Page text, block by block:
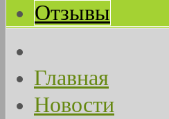
Отзывы
Главная
Новости